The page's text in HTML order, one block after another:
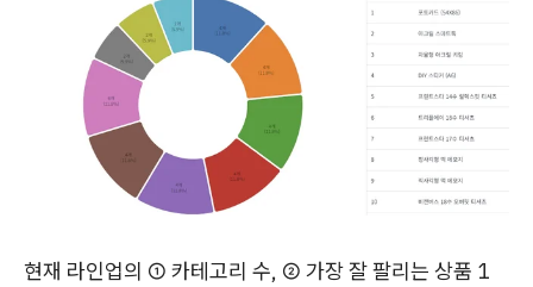
현재 라인업의 ① 카테고리 수, ② 가장 잘 팔리는 상품 1